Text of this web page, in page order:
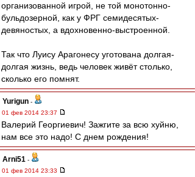
организованной игрой, не той монотонно-
бульдозерной, как у ФРГ семидесятых-
девяностых, а вдохновенно-выстроенной.
Так что Луису Арагонесу уготована долгая-
долгая жизнь, ведь человек живёт столько,
сколько его помнят.
Yurigun -
01 фев 2014 23:37
Валерий Георгиевич! Зажгите за всю хуйню,
нам все это надо! С днем рождения!
Arni51 -
01 фев 2014 23:33